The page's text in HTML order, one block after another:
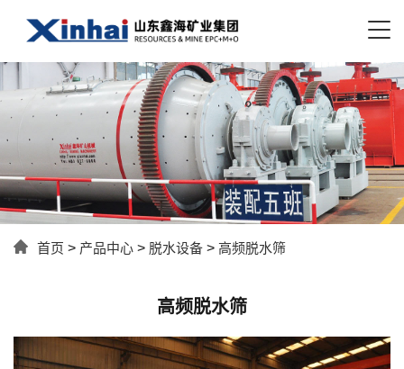
首页 > 产品中心 > 脱水设备 > 高频脱水筛
高频脱水筛